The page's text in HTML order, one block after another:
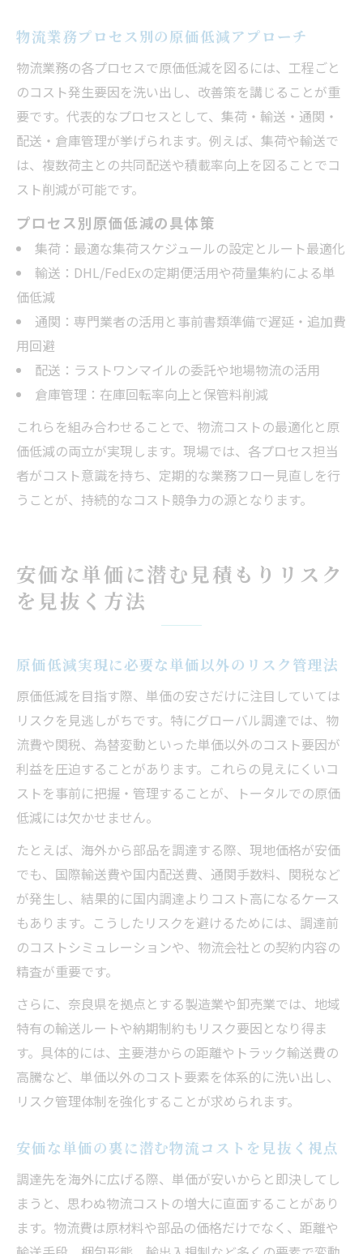
物流業務プロセス別の原価低減アプローチ
物流業務の各プロセスで原価低減を図るには、工程ごと
のコスト発生要因を洗い出し、改善策を講じることが重
要です。代表的なプロセスとして、集荷・輸送・通関・
配送・倉庫管理が挙げられます。例えば、集荷や輸送で
は、複数荷主との共同配送や積載率向上を図ることでコ
スト削減が可能です。
プロセス別原価低減の具体策
集荷：最適な集荷スケジュールの設定とルート最適化
輸送：DHL/FedExの定期便活用や荷量集約による単
価低減
通関：専門業者の活用と事前書類準備で遅延・追加費
用回避
配送：ラストワンマイルの委託や地場物流の活用
倉庫管理：在庫回転率向上と保管料削減
これらを組み合わせることで、物流コストの最適化と原
価低減の両立が実現します。現場では、各プロセス担当
者がコスト意識を持ち、定期的な業務フロー見直しを行
うことが、持続的なコスト競争力の源となります。
安価な単価に潜む見積もりリスク
を見抜く方法
原価低減実現に必要な単価以外のリスク管理法
原価低減を目指す際、単価の安さだけに注目していては
リスクを見逃しがちです。特にグローバル調達では、物
流費や関税、為替変動といった単価以外のコスト要因が
利益を圧迫することがあります。これらの見えにくいコ
ストを事前に把握・管理することが、トータルでの原価
低減には欠かせません。
たとえば、海外から部品を調達する際、現地価格が安価
でも、国際輸送費や国内配送費、通関手数料、関税など
が発生し、結果的に国内調達よりコスト高になるケース
もあります。こうしたリスクを避けるためには、調達前
のコストシミュレーションや、物流会社との契約内容の
精査が重要です。
さらに、奈良県を拠点とする製造業や卸売業では、地域
特有の輸送ルートや納期制約もリスク要因となり得ま
す。具体的には、主要港からの距離やトラック輸送費の
高騰など、単価以外のコスト要素を体系的に洗い出し、
リスク管理体制を強化することが求められます。
安価な単価の裏に潜む物流コストを見抜く視点
調達先を海外に広げる際、単価が安いからと即決してし
まうと、思わぬ物流コストの増大に直面することがあり
ます。物流費は原材料や部品の価格だけでなく、距離や